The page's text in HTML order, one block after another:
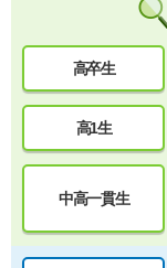
高卒生
高1生
中高一貫生